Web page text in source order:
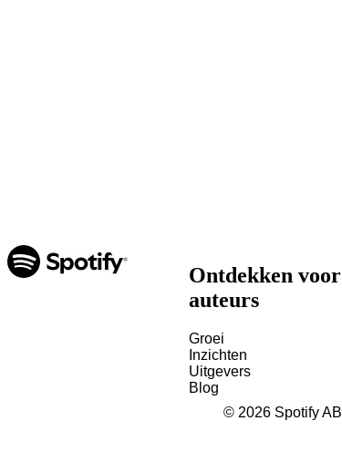
Ontdekken voor
auteurs
Groei
Inzichten
Uitgevers
Blog
© 2026 Spotify AB